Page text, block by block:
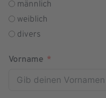
männlich
weiblich
divers
Vorname